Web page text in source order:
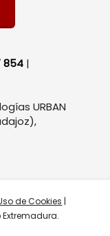
854 |
URBAN
de Cookies |